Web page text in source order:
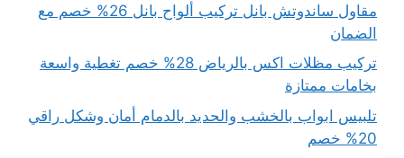
مقاول ساندوتش بانل تركيب ألواح بانل 26% خصم مع
الضمان
تركيب مظلات اكس بالرياض 28% خصم تغطية واسعة
بخامات ممتازة
تلبيس ابواب بالخشب والحديد بالدمام أمان وشكل راقي
20% خصم